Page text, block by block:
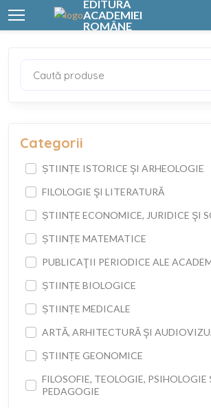
EDITURA
ACADEMIEI
ROMÂNE
Categorii
ȘTIINȚE ISTORICE ŞI ARHEOLOGIE
FILOLOGIE ŞI LITERATURĂ
ȘTIINȚE ECONOMICE, JURIDICE ŞI
ȘTIINȚE MATEMATICE
PUBLICAŢII PERIODICE ALE
ȘTIINȚE BIOLOGICE
ȘTIINȚE MEDICALE
ARTĂ, ARHITECTURĂ ŞI
ȘTIINȚE GEONOMICE
FILOSOFIE, TEOLOGIE, PSIHOLOGIE
PEDAGOGIE